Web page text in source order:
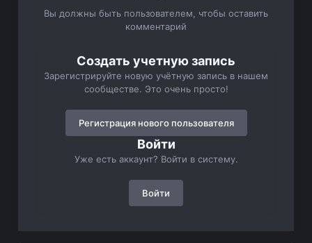
Вы должны быть пользователем, чтобы оставить
комментарий
Создать учетную запись
Зарегистрируйте новую учётную запись в нашем
сообществе. Это очень просто!
Регистрация нового пользователя
Войти
Уже есть аккаунт? Войти в систему.
Войти